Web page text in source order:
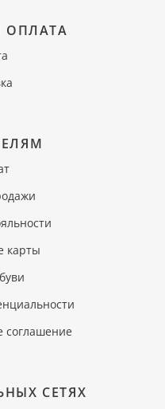
ОПЛАТА
карты
соглашение
СЕТЯХ